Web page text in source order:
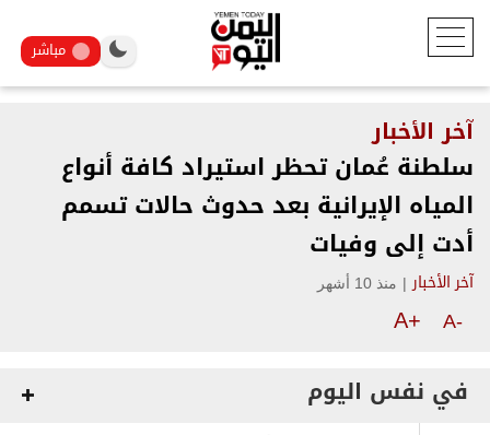
مباشر
آخر الأخبار
سلطنة عُمان تحظر استيراد كافة أنواع
المياه الإيرانية بعد حدوث حالات تسمم
أدت إلى وفيات
آخر الأخبار | منذ 10 أشهر
A-
A+
في نفس اليوم